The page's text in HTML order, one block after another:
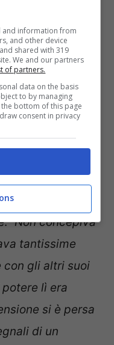
studi
dei tempi mi
scelta politica
obiettivi.
, io
tradizionali
in
dei tempi”
anche su De
“Non concepiva
tantissime
con gli altri suoi
lì era
si è persa
di un
and information from
and other device
shared with 319
We and our partners
of partners.
data on the basis
to by managing
bottom of this page
consent in privacy